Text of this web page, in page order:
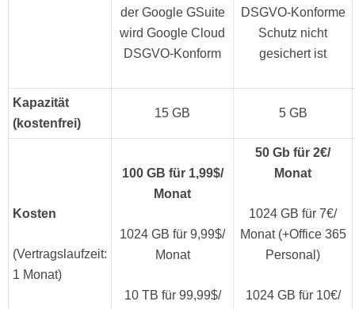
der Google GSuite
wird Google Cloud
DSGVO-Konform
DSGVO-Konforme
Schutz nicht
gesichert ist
Kapazität
(kostenfrei)
15 GB 5 GB
Kosten
(Vertragslaufzeit:
1 Monat)
100 GB für 1,99$/
Monat
1024 GB für 9,99$/
Monat
10 TB für 99,99$/
50 Gb für 2€/
Monat
1024 GB für 7€/
Monat (+Office 365
Personal)
1024 GB für 10€/